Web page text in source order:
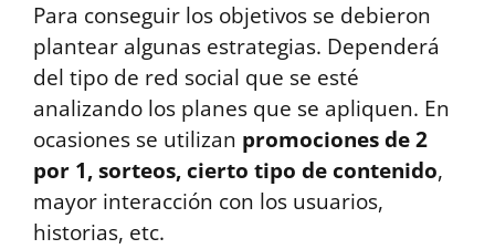
Para conseguir los objetivos se debieron
plantear algunas estrategias. Dependerá
del tipo de red social que se esté
analizando los planes que se apliquen. En
ocasiones se utilizan promociones de 2
por 1, sorteos, cierto tipo de contenido,
mayor interacción con los usuarios,
historias, etc.